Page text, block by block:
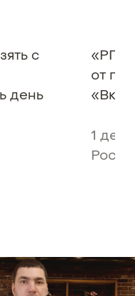
с
день
«РГ»
от
1